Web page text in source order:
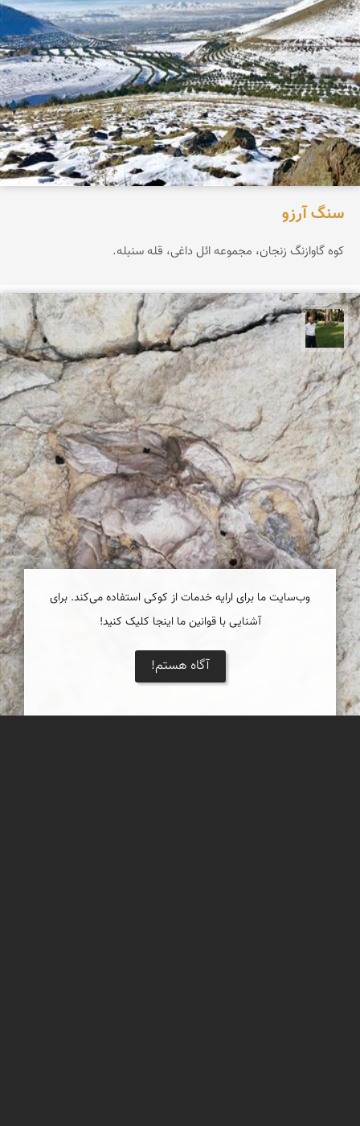
سنگ آرزو
کوه گاوازنگ زنجان، مجموعه ائل داغی، قله سنبله.
عبدل شعبانی
وب‌سایت ما برای ارایه خدمات از کوکی استفاده می‌کند. برای
آشنایی با قوانین ما اینجا کلیک کنید!
آگاه هستم!